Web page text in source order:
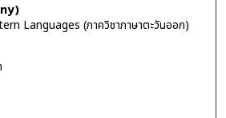
Languages (ภาควิชาภาษาตะวันออก)